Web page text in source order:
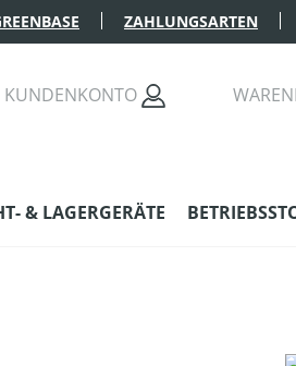
ZAHLUNGSARTEN
KUNDENKONTO
& LAGERGERÄTE